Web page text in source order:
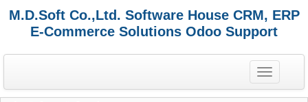
M.D.Soft Co.,Ltd. Software House CRM, ERP
E-Commerce Solutions Odoo Support
T
o
g